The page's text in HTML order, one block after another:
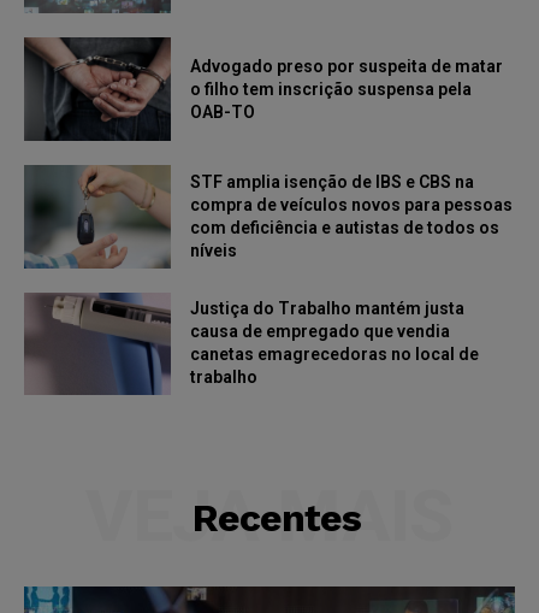
Advogado preso por suspeita de matar
o filho tem inscrição suspensa pela
OAB-TO
STF amplia isenção de IBS e CBS na
compra de veículos novos para pessoas
com deficiência e autistas de todos os
níveis
Justiça do Trabalho mantém justa
causa de empregado que vendia
canetas emagrecedoras no local de
trabalho
Recentes
VEJA MAIS